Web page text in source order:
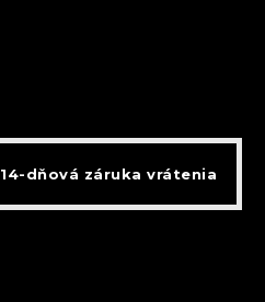
14-dňová záruka vrátenia